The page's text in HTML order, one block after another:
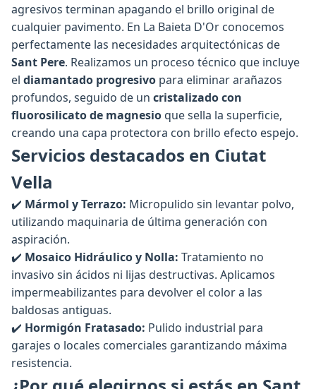
agresivos terminan apagando el brillo original de
cualquier pavimento. En La Baieta D'Or conocemos
perfectamente las necesidades arquitectónicas de
Sant Pere. Realizamos un proceso técnico que incluye
el diamantado progresivo para eliminar arañazos
profundos, seguido de un cristalizado con
fluorosilicato de magnesioque sella la superficie,
creando una capa protectora con brillo efecto espejo.
Servicios destacados en Ciutat
Vella
✔️ Mármol y Terrazo: Micropulido sin levantar polvo,
utilizando maquinaria de última generación con
aspiración.
✔️ Mosaico Hidráulico y Nolla: Tratamiento no
invasivo sin ácidos ni lijas destructivas. Aplicamos
impermeabilizantes para devolver el color a las
baldosas antiguas.
✔️ Hormigón Fratasado: Pulido industrial para
garajes o locales comerciales garantizando máxima
resistencia.